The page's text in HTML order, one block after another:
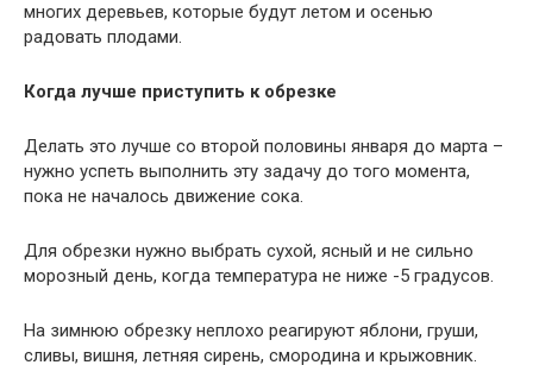
многих деревьев, которые будут летом и осенью
радовать плодами.
Когда лучше приступить к обрезке
Делать это лучше со второй половины января до марта –
нужно успеть выполнить эту задачу до того момента,
пока не началось движение сока.
Для обрезки нужно выбрать сухой, ясный и не сильно
морозный день, когда температура не ниже -5 градусов.
На зимнюю обрезку неплохо реагируют яблони, груши,
сливы, вишня, летняя сирень, смородина и крыжовник.